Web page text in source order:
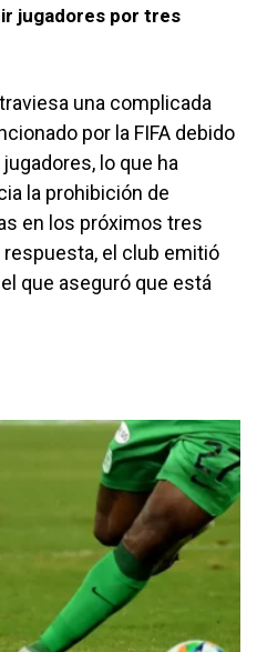
jugadores por tres
una complicada
por la FIFA debido
lo que ha
la prohibición de
en los próximos tres
el club emitió
que aseguró que está